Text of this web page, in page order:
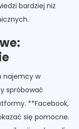
bardziej niż
najemcy w
spróbować
**Facebook,
się pomocne.